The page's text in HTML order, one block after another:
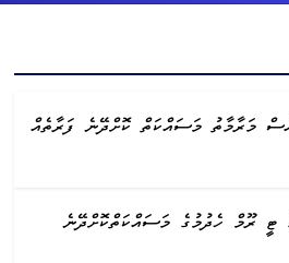
މަރާމާތު މަސައްކަތް ކޮށްދޭނެ ފަރާތެއް
ރޫމް ހެދުމުގެ މަސައްކަތްކޮށްދޭނެ